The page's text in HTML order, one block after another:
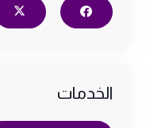
الخدمات